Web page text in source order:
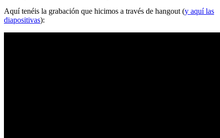
Aquí tenéis la grabación que hicimos a través de hangout (y aquí las
diapositivas):